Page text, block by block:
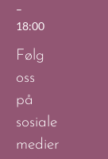
–
18:00
Følg
oss
på
sosiale
medier